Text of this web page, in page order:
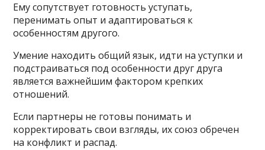
Ему сопутствует готовность уступать,
перенимать опыт и адаптироваться к
особенностям другого.
Умение находить общий язык, идти на уступки и
подстраиваться под особенности друг друга
является важнейшим фактором крепких
отношений.
Если партнеры не готовы понимать и
корректировать свои взгляды, их союз обречен
на конфликт и распад.